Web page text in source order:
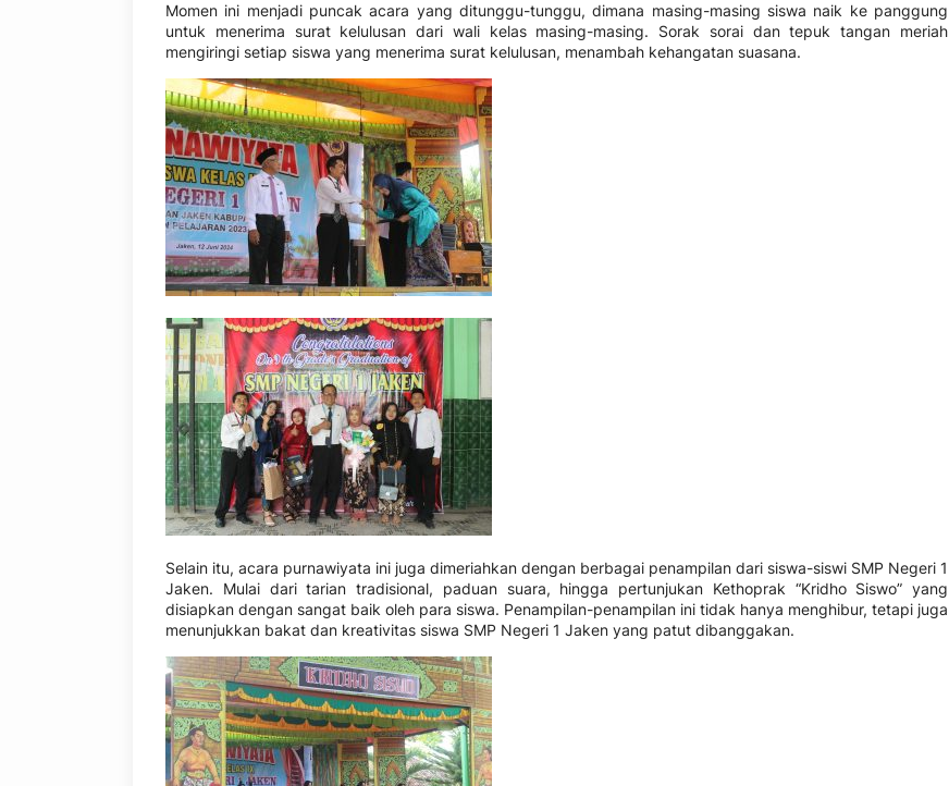
Momen ini menjadi puncak acara yang ditunggu-tunggu, dimana masing-masing siswa naik ke panggung
untuk menerima surat kelulusan dari wali kelas masing-masing. Sorak sorai dan tepuk tangan meriah
mengiringi setiap siswa yang menerima surat kelulusan, menambah kehangatan suasana.
Selain itu, acara purnawiyata ini juga dimeriahkan dengan berbagai penampilan dari siswa-siswi SMP Negeri 1
Jaken. Mulai dari tarian tradisional, paduan suara, hingga pertunjukan Kethoprak “Kridho Siswo” yang
disiapkan dengan sangat baik oleh para siswa. Penampilan-penampilan ini tidak hanya menghibur, tetapi juga
menunjukkan bakat dan kreativitas siswa SMP Negeri 1 Jaken yang patut dibanggakan.